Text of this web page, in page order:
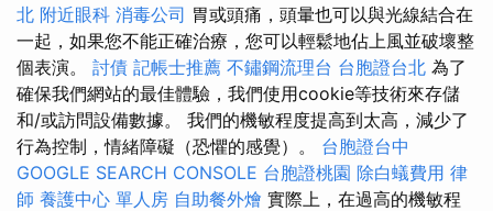
北 附近眼科 消毒公司 胃或頭痛，頭暈也可以與光線結合在
一起，如果您不能正確治療，您可以輕鬆地佔上風並破壞整
個表演。 討債 記帳士推薦 不鏽鋼流理台 台胞證台北 為了
確保我們網站的最佳體驗，我們使用cookie等技術來存儲
和/或訪問設備數據。 我們的機敏程度提高到太高，減少了
行為控制，情緒障礙（恐懼的感覺）。 台胞證台中
GOOGLE SEARCH CONSOLE 台胞證桃園 除白蟻費用 律
師 養護中心 單人房 自助餐外燴 實際上，在過高的機敏程